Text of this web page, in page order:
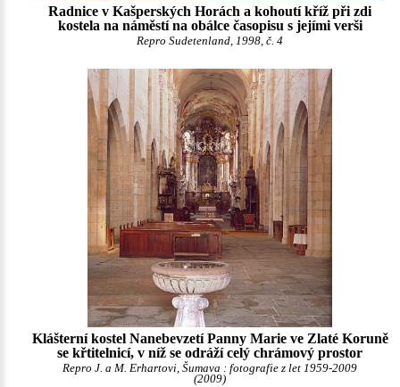
Radnice v Kašperských Horách a kohoutí kříž při zdi
kostela na náměstí na obálce časopisu s jejími verši
Repro Sudetenland, 1998, č. 4
Klášterní kostel Nanebevzetí Panny Marie ve Zlaté Koruně
se křtitelnicí, v níž se odráží celý chrámový prostor
Repro J. a M. Erhartovi, Šumava : fotografie z let 1959-2009
(2009)